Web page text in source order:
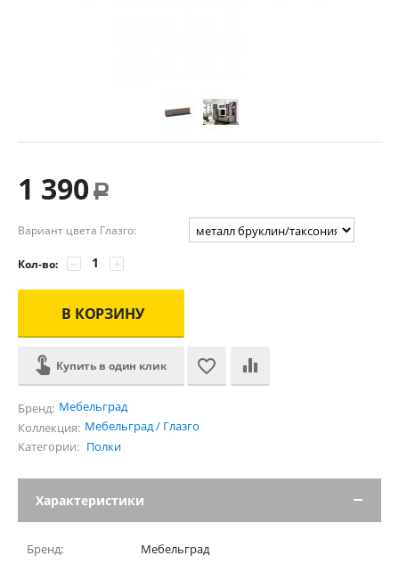
1 390 Р
Вариант цвета Глазго:
Кол-во: +
−
В КОРЗИНУ
Купить в один клик
Бренд: Мебельград
Коллекция: Мебельград / Глазго
Категории: Полки
Характеристики
Бренд: Мебельград